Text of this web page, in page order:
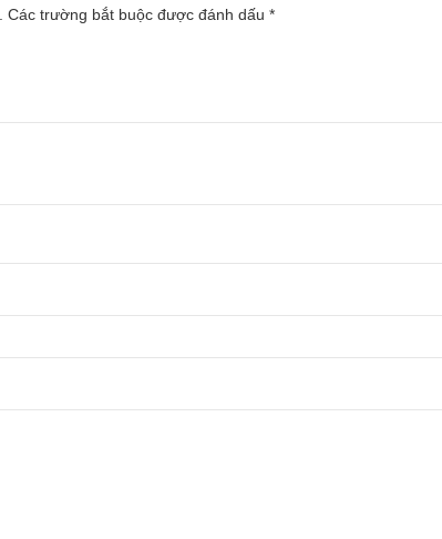
Các trường bắt buộc được đánh dấu *